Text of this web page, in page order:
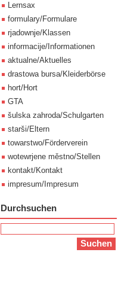
Lernsax
formulary/Formulare
rjadownje/Klassen
informacije/Informationen
aktualne/Aktuelles
drastowa bursa/Kleiderbörse
hort/Hort
GTA
šulska zahroda/Schulgarten
starši/Eltern
towarstwo/Förderverein
wotewrjene městno/Stellen
kontakt/Kontakt
impresum/Impresum
Durchsuchen